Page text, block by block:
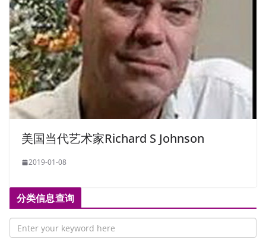
美国当代艺术家Richard S Johnson
2019-01-08
分类信息查询